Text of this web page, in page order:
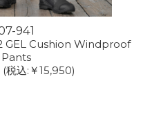
941
GEL Cushion Windproof
Pants
(税込:￥15,950)